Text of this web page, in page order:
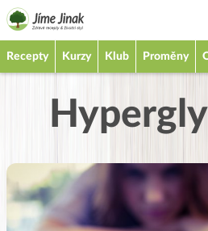
Recepty Kurzy Klub Proměny